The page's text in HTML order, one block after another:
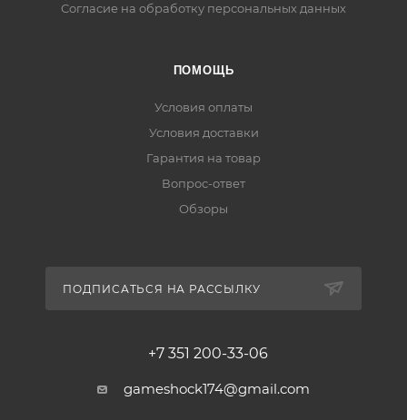
Согласие на обработку персональных данных
ПОМОЩЬ
Условия оплаты
Условия доставки
Гарантия на товар
Вопрос-ответ
Обзоры
ПОДПИСАТЬСЯ НА РАССЫЛКУ
+7 351 200-33-06
gameshock174@gmail.com